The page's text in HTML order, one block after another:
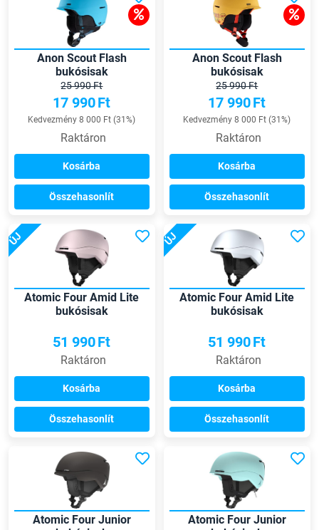
Anon Scout Flash
bukósisak
25 990 Ft
17 990Ft
Kedvezmény 8 000 Ft (31%)
Raktáron
Kosárba
Összehasonlít
Anon Scout Flash
bukósisak
25 990 Ft
17 990Ft
Kedvezmény 8 000 Ft (31%)
Raktáron
Kosárba
Összehasonlít
ÚJ
Atomic Four Amid Lite
bukósisak
51 990Ft
Raktáron
Kosárba
Összehasonlít
ÚJ
Atomic Four Amid Lite
bukósisak
51 990Ft
Raktáron
Kosárba
Összehasonlít
Atomic Four Junior
Atomic Four Junior